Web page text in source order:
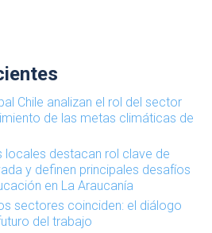
Chile analizan el rol del sector
de las metas climáticas de
locales destacan rol clave de
y definen principales desafíos
en La Araucanía
sectores coinciden: el diálogo
del trabajo